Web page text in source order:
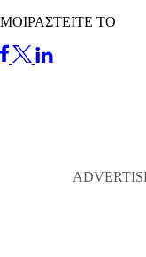
ΜΟΙΡΑΣΤΕΙΤΕ ΤΟ